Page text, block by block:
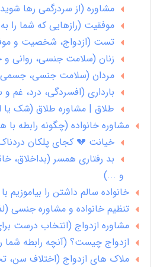
مشاوره (از سردرگمی رها
موفقیت (رازهایی که شما را
تست (ازدواج، شخصیت و
زنان (سلامت جنسی، روانی
مردان (سلامت جنسی، جسمی
بارداری (افسردگی، درد، غم
طلاق | مشاوره طلاق (شک یا
مشاوره خانواده (چگونه رابطه
خیانت 💔 کجای پلکان
بد رفتاری همسر (بداخلاق،
و ...)
خانواده سالم داشتن را بیاموزیم
تنظیم خانواده و مشاوره جنسی
مشاوره ازدواج (انتخاب درست برای لذت
ازدواج چیست؟ (آنچه رابطه شما
ملاک های ازدواج (اختلاف سن،